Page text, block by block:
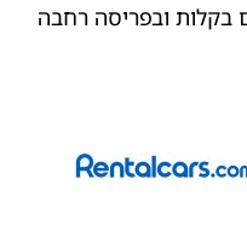
בקלות ובפריסה רחבה